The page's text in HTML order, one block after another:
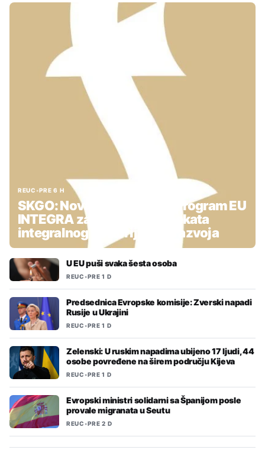
REUC •PRE 6 H
SKGO: Nova podrška kroz Program EU
INTEGRA za pripremu projekata
integralnog teritorijalnog razvoja
U EU puši svaka šesta osoba
REUC•PRE 1 D
Predsednica Evropske komisije: Zverski napadi
Rusije u Ukrajini
REUC•PRE 1 D
Zelenski: U ruskim napadima ubijeno 17 ljudi, 44
osobe povređene na širem području Kijeva
REUC•PRE 1 D
Evropski ministri solidarni sa Španijom posle
provale migranata u Seutu
REUC•PRE 2 D